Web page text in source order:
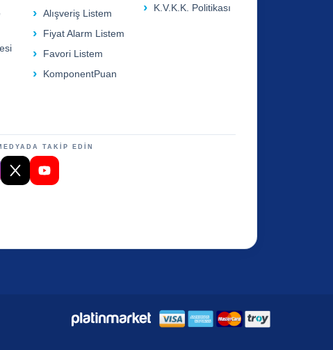
Alışveriş Listem
Fiyat Alarm Listem
Favori Listem
KomponentPuan
K.V.K.K. Politikası
TAKİP EDİN